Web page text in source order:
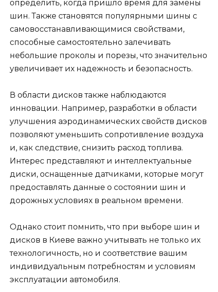
определить, когда пришло время для замены
шин. Также становятся популярными шины с
самовосстанавливающимися свойствами,
способные самостоятельно залечивать
небольшие проколы и порезы, что значительно
увеличивает их надежность и безопасность.
В области дисков также наблюдаются
инновации. Например, разработки в области
улучшения аэродинамических свойств дисков
позволяют уменьшить сопротивление воздуха
и, как следствие, снизить расход топлива.
Интерес представляют и интеллектуальные
диски, оснащенные датчиками, которые могут
предоставлять данные о состоянии шин и
дорожных условиях в реальном времени.
Однако стоит помнить, что при выборе шин и
дисков в Киеве важно учитывать не только их
технологичность, но и соответствие вашим
индивидуальным потребностям и условиям
эксплуатации автомобиля.